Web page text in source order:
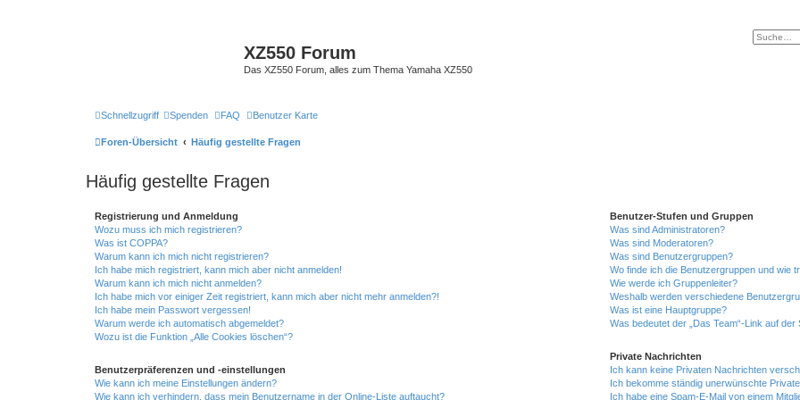
XZ550 Forum
Das XZ550 Forum, alles zum Thema Yamaha XZ550
Schnellzugriff Spenden FAQ Benutzer Karte
Foren-Übersicht Häufig gestellte Fragen
Häufig gestellte Fragen
Registrierung und Anmeldung
Wozu muss ich mich registrieren?
Was ist COPPA?
Warum kann ich mich nicht registrieren?
Ich habe mich registriert, kann mich aber nicht anmelden!
Warum kann ich mich nicht anmelden?
Ich habe mich vor einiger Zeit registriert, kann mich aber nicht mehr anmelden?!
Ich habe mein Passwort vergessen!
Warum werde ich automatisch abgemeldet?
Wozu ist die Funktion „Alle Cookies löschen“?
Benutzerpräferenzen und -einstellungen
Wie kann ich meine Einstellungen ändern?
Wie kann ich verhindern, dass mein Benutzername in der Online-Liste auftaucht?
Benutzer-Stufen und Gruppen
Was sind Administratoren?
Was sind Moderatoren?
Was sind Benutzergruppen?
Wo finde ich die Benutzergruppen und wie
Wie werde ich Gruppenleiter?
Weshalb werden verschiedene
Was ist eine Hauptgruppe?
Was bedeutet der „Das Team“-Link auf der
Private Nachrichten
Ich kann keine Privaten Nachrichten
Ich bekomme ständig unerwünschte
Ich habe eine Spam-E-Mail von einem